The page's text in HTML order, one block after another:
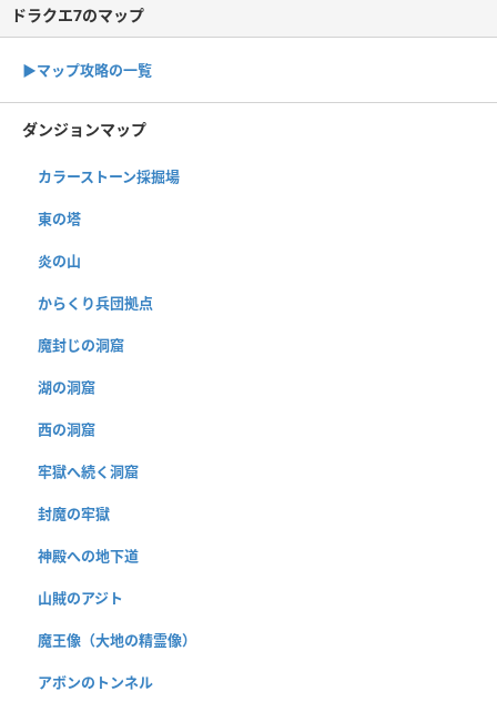
ドラクエ7のマップ
▶︎マップ攻略の一覧
ダンジョンマップ
カラーストーン採掘場
東の塔
炎の山
からくり兵団拠点
魔封じの洞窟
湖の洞窟
西の洞窟
牢獄へ続く洞窟
封魔の牢獄
神殿への地下道
山賊のアジト
魔王像（大地の精霊像）
アボンのトンネル